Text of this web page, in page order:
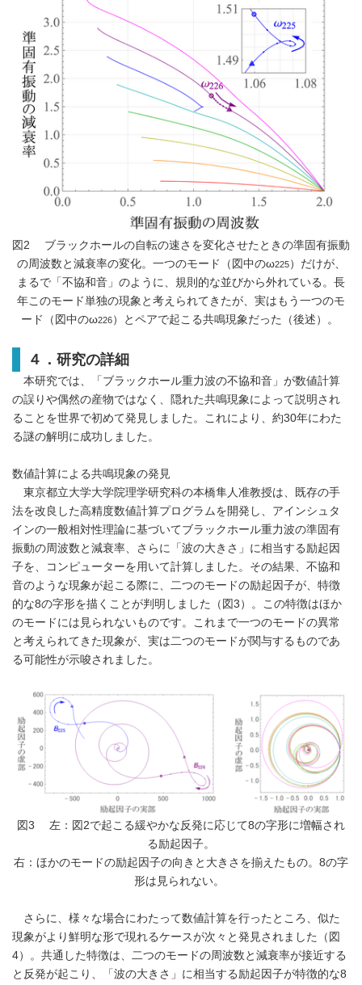
図2 ブラックホールの自転の速さを変化させたときの準固有振動
の周波数と減衰率の変化。一つのモード（図中のω225）だけが、
まるで「不協和音」のように、規則的な並びから外れている。長
年このモード単独の現象と考えられてきたが、実はもう一つのモ
ード（図中のω226）とペアで起こる共鳴現象だった（後述）。
４．研究の詳細
本研究では、「ブラックホール重力波の不協和音」が数値計算
の誤りや偶然の産物ではなく、隠れた共鳴現象によって説明され
ることを世界で初めて発見しました。これにより、約30年にわた
る謎の解明に成功しました。
数値計算による共鳴現象の発見
東京都立大学大学院理学研究科の本橋隼人准教授は、既存の手
法を改良した高精度数値計算プログラムを開発し、アインシュタ
インの一般相対性理論に基づいてブラックホール重力波の準固有
振動の周波数と減衰率、さらに「波の大きさ」に相当する励起因
子を、コンピューターを用いて計算しました。その結果、不協和
音のような現象が起こる際に、二つのモードの励起因子が、特徴
的な8の字形を描くことが判明しました（図3）。この特徴はほか
のモードには見られないものです。これまで一つのモードの異常
と考えられてきた現象が、実は二つのモードが関与するものであ
る可能性が示唆されました。
図3 左：図2で起こる緩やかな反発に応じて8の字形に増幅され
る励起因子。
右：ほかのモードの励起因子の向きと大きさを揃えたもの。8の字
形は見られない。
さらに、様々な場合にわたって数値計算を行ったところ、似た
現象がより鮮明な形で現れるケースが次々と発見されました（図
4）。共通した特徴は、二つのモードの周波数と減衰率が接近する
と反発が起こり、「波の大きさ」に相当する励起因子が特徴的な8